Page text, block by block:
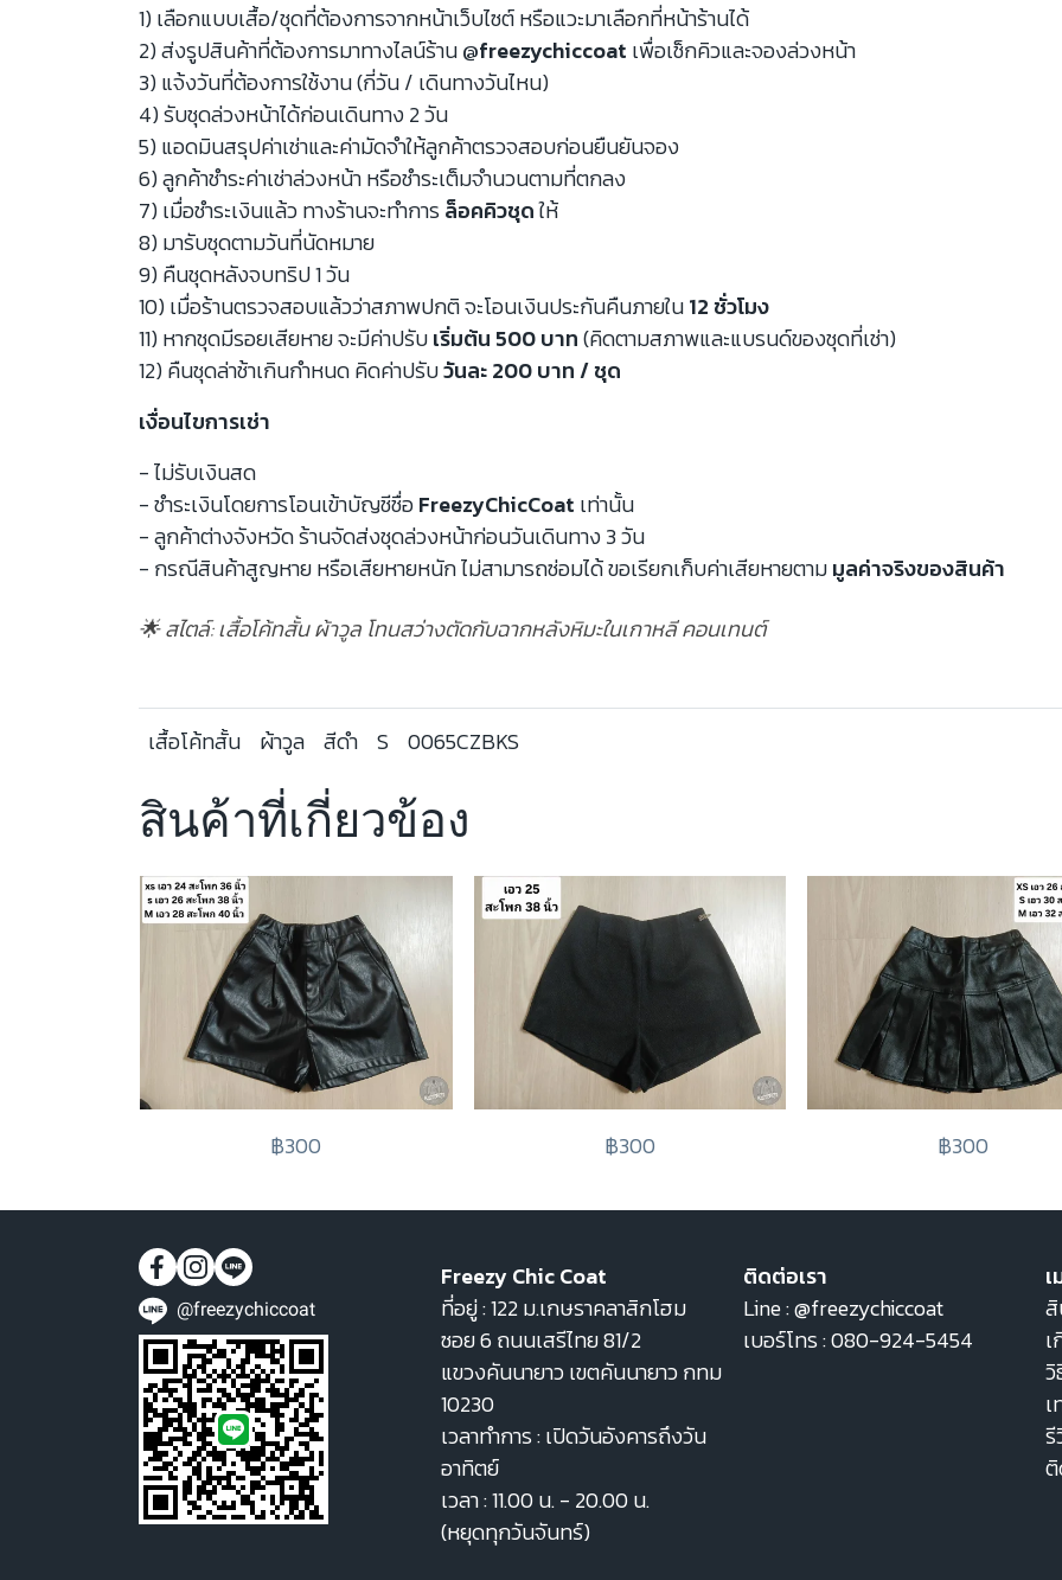
1) เลือกแบบเสื้อ/ชุดที่ต้องการจากหน้าเว็บไซต์ หรือแวะมาเลือกที่หน้าร้านได้
2) ส่งรูปสินค้าที่ต้องการมาทางไลน์ร้าน@freezychiccoat เพื่อเช็กคิวและจองล่วงหน้า
3) แจ้งวันที่ต้องการใช้งาน (กี่วัน / เดินทางวันไหน)
4) รับชุดล่วงหน้าได้ก่อนเดินทาง 2 วัน
5) แอดมินสรุปค่าเช่าและค่ามัดจำให้ลูกค้าตรวจสอบก่อนยืนยันจอง
6) ลูกค้าชำระค่าเช่าล่วงหน้า หรือชำระเต็มจำนวนตามที่ตกลง
7) เมื่อชำระเงินแล้ว ทางร้านจะทำการล็อคคิวชุดให้
8) มารับชุดตามวันที่นัดหมาย
9) คืนชุดหลังจบทริป 1 วัน
10) เมื่อร้านตรวจสอบแล้วว่าสภาพปกติ จะโอนเงินประกันคืนภายใน12 ชั่วโมง
11) หากชุดมีรอยเสียหาย จะมีค่าปรับเริ่มต้น 500 บาท(คิดตามสภาพและแบรนด์ของชุดที่เช่า)
12) คืนชุดล่าช้าเกินกำหนด คิดค่าปรับวันละ 200 บาท / ชุด
เงื่อนไขการเช่า
- ไม่รับเงินสด
- ชำระเงินโดยการโอนเข้าบัญชีชื่อFreezyChicCoat เท่านั้น
- ลูกค้าต่างจังหวัด ร้านจัดส่งชุดล่วงหน้าก่อนวันเดินทาง 3 วัน
- กรณีสินค้าสูญหาย หรือเสียหายหนัก ไม่สามารถซ่อมได้ ขอเรียกเก็บค่าเสียหายตามมูลค่าจริงของสินค้า
🌟 สไตล์: เสื้อโค้ทสั้น ผ้าวูล โทนสว่างตัดกับฉากหลังหิมะในเกาหลี คอนเทนต์
เสื้อโค้ทสั้น ผ้าวูล สีดำ S 0065CZBKS
สินค้าที่เกี่ยวข้อง
฿300 ฿300 ฿300
@freezychiccoat
Freezy Chic Coat
ที่อยู่ : 122 ม.เกษราคลาสิกโฮม
ซอย 6 ถนนเสรีไทย 81/2
แขวงคันนายาว เขตคันนายาว กทม
10230
เวลาทำการ : เปิดวันอังคารถึงวัน
อาทิตย์
เวลา : 11.00 น. - 20.00 น.
(หยุดทุกวันจันทร์)
ติดต่อเรา
Line :@freezychiccoat
เบอร์โทร :080-924-5454
วิ
ติ